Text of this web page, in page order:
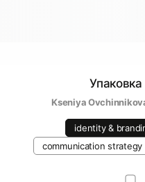
Kseniya
identity &
communication strategy